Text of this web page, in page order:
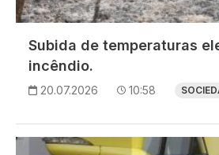
Subida de temperaturas
incêndio.
20.07.2026 10:58
Imagem